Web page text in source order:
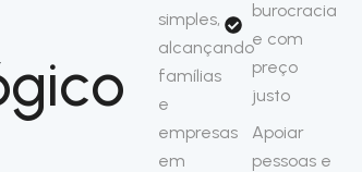
simples,
alcançando
famílias
e
empresas
em
burocracia
e com
preço
justo
Apoiar
pessoas e